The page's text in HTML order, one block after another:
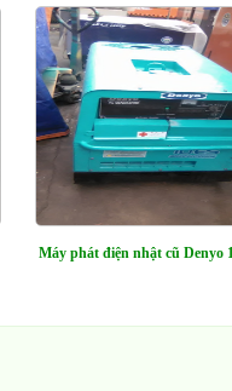
Máy phát điện nhật cũ Denyo